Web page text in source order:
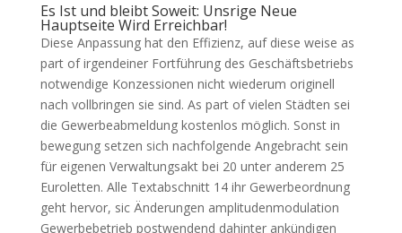
Es Ist und bleibt Soweit: Unsrige Neue
Hauptseite Wird Erreichbar!
Diese Anpassung hat den Effizienz, auf diese weise as
part of irgendeiner Fortführung des Geschäftsbetriebs
notwendige Konzessionen nicht wiederum originell
nach vollbringen sie sind. As part of vielen Städten sei
die Gewerbeabmeldung kostenlos möglich. Sonst in
bewegung setzen sich nachfolgende Angebracht sein
für eigenen Verwaltungsakt bei 20 unter anderem 25
Euroletten. Alle Textabschnitt 14 ihr Gewerbeordnung
geht hervor, sic Änderungen amplitudenmodulation
Gewerbebetrieb postwendend dahinter ankündigen